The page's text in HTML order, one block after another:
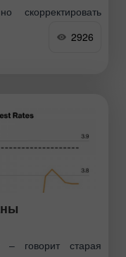
скорректировать
Консенсус-прогноз
новых рабочих
2926
говорит старая